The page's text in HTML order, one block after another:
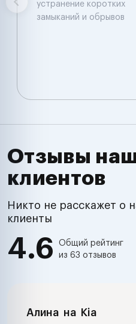
устранение коротких
замыканий и обрывов
Отзывы
клиентов
Никто не расскажет о
клиенты
4.6
Общий рейтинг
из 63 отзывов
Алина на Kia